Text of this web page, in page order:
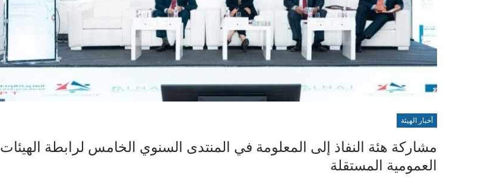
أخبار الهيئة
مشاركة هئة النفاذ إلى المعلومة في المنتدى السنوي الخامس لرابطة الهيئات
العمومية المستقلة